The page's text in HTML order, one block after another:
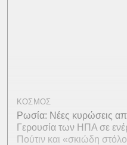
ΚΟΣΜΟΣ
Ρωσία: Νέες κυρώσεις
Γερουσία των ΗΠΑ σε
Πούτιν και «σκιώδη